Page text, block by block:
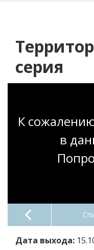
серия
К
в
Дата выхода: